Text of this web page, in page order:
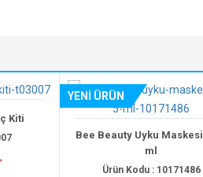
YENİ ÜRÜN
Bee Beauty Uyku Maskesi 2 x 5
Ürün Kodu : 10171486